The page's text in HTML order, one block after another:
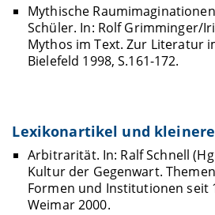
Mythische
Schüler. In: Rolf Grimminger/
Mythos im Text. Zur Literatur
Bielefeld 1998, S.161-172.
Lexikonartikel und
Arbitrarität. In: Ralf Schnell
Kultur der Gegenwart.
Formen und Institutionen seit
Weimar 2000.